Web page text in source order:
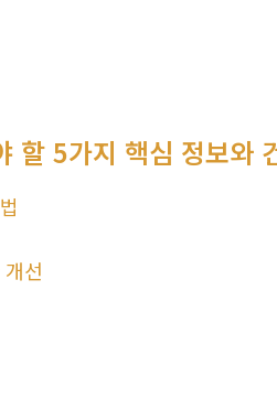
할 5가지 핵심 정보와
선